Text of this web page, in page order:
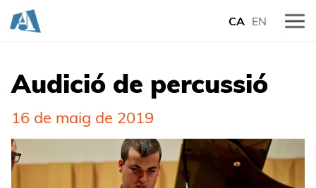
CA EN
Audició de percussió
16 de maig de 2019